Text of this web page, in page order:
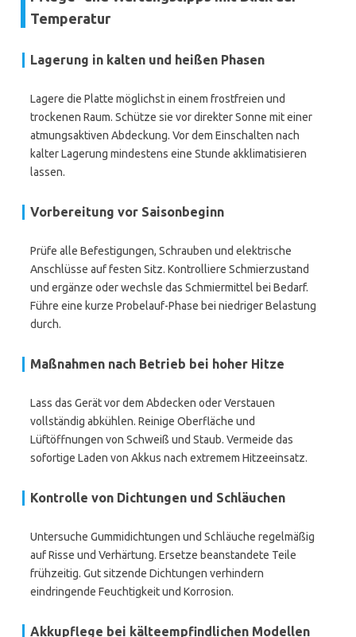
Temperatur
Lagerung in kalten und heißen Phasen
Lagere die Platte möglichst in einem frostfreien und
trockenen Raum. Schütze sie vor direkter Sonne mit einer
atmungsaktiven Abdeckung. Vor dem Einschalten nach
kalter Lagerung mindestens eine Stunde akklimatisieren
lassen.
Vorbereitung vor Saisonbeginn
Prüfe alle Befestigungen, Schrauben und elektrische
Anschlüsse auf festen Sitz. Kontrolliere Schmierzustand
und ergänze oder wechsle das Schmiermittel bei Bedarf.
Führe eine kurze Probelauf-Phase bei niedriger Belastung
durch.
Maßnahmen nach Betrieb bei hoher Hitze
Lass das Gerät vor dem Abdecken oder Verstauen
vollständig abkühlen. Reinige Oberfläche und
Lüftöffnungen von Schweiß und Staub. Vermeide das
sofortige Laden von Akkus nach extremem Hitzeeinsatz.
Kontrolle von Dichtungen und Schläuchen
Untersuche Gummidichtungen und Schläuche regelmäßig
auf Risse und Verhärtung. Ersetze beanstandete Teile
frühzeitig. Gut sitzende Dichtungen verhindern
eindringende Feuchtigkeit und Korrosion.
Akkupflege bei kälteempfindlichen Modellen